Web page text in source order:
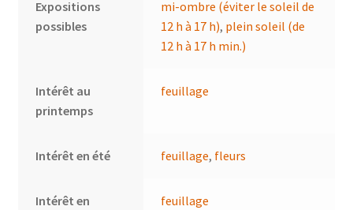
Expositions
possibles
mi-ombre (éviter le soleil de
12 h à 17 h), plein soleil (de
12 h à 17 h min.)
Intérêt au
printemps
feuillage
Intérêt en été feuillage, fleurs
Intérêt en
feuillage